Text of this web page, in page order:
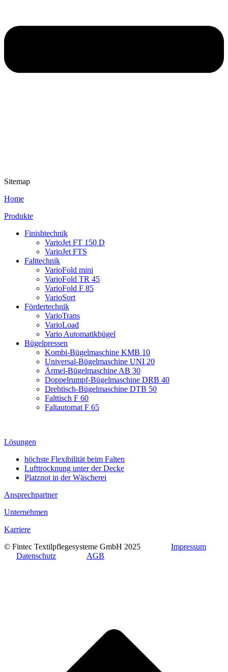
Sitemap
Home
Produkte
Finishtechnik
VarioJet FT 150 D
VarioJet FTS
Falttechnik
VarioFold mini
VarioFold TR 45
VarioFold F 85
VarioSort
Fördertechnik
VarioTrans
VarioLoad
Vario Automatikbügel
Bügelpressen
Kombi-Bügelmaschine KMB 10
Universal-Bügelmaschine UNI 20
Ärmel-Bügelmaschine AB 30
Doppelrumpf-Bügelmaschine DRB 40
Drehtisch-Bügelmaschine DTB 50
Falttisch F 60
Faltautomat F 65
Lösungen
höchste Flexibilität beim Falten
Lufttrocknung unter der Decke
Platznot in der Wäscherei
Ansprechpartner
Unternehmen
Karriere
© Fintec Textilpflegesysteme GmbH 2025 Impressum
Datenschutz
AGB